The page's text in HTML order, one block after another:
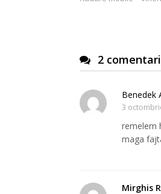
în
2
Benedek
3
remelem
maga
Mirghis